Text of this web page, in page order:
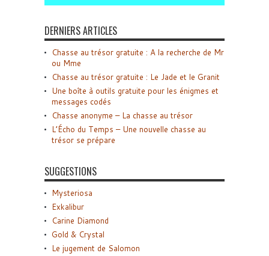
DERNIERS ARTICLES
Chasse au trésor gratuite : A la recherche de Mr
ou Mme
Chasse au trésor gratuite : Le Jade et le Granit
Une boîte à outils gratuite pour les énigmes et
messages codés
Chasse anonyme – La chasse au trésor
L’Écho du Temps – Une nouvelle chasse au
trésor se prépare
SUGGESTIONS
Mysteriosa
Exkalibur
Carine Diamond
Gold & Crystal
Le jugement de Salomon